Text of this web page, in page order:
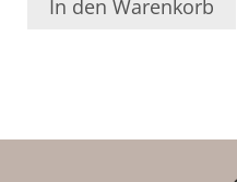
In den Warenkorb